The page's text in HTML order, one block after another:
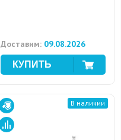
Доставим: 09.08.2026
В наличии